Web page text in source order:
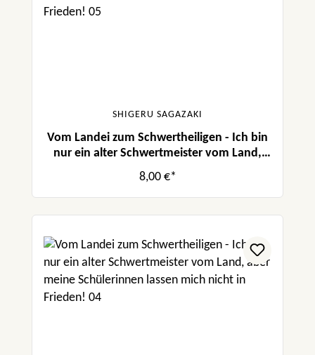
SHIGERU SAGAZAKI
Vom Landei zum Schwertheiligen - Ich bin
nur ein alter Schwertmeister vom Land,
aber meine Schülerinnen lassen mich nicht
in Frieden! 05
8,00 €*